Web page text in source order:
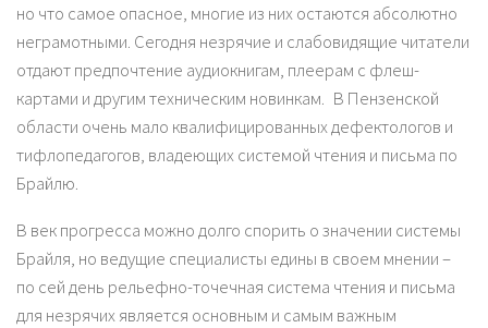
но что самое опасное, многие из них остаются абсолютно
неграмотными. Сегодня незрячие и слабовидящие читатели
отдают предпочтение аудиокнигам, плеерам с флеш-
картами и другим техническим новинкам. В Пензенской
области очень мало квалифицированных дефектологов и
тифлопедагогов, владеющих системой чтения и письма по
Брайлю.
В век прогресса можно долго спорить о значении системы
Брайля, но ведущие специалисты едины в своем мнении –
по сей день рельефно-точечная система чтения и письма
для незрячих является основным и самым важным